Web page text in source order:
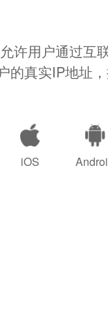
许用户通过互
的真实IP地址
iOS